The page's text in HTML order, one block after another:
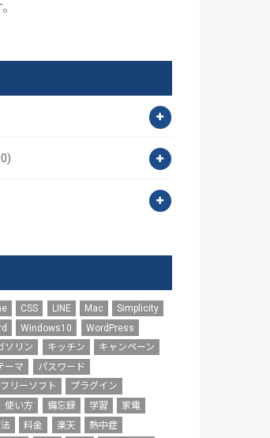
CSS LINE Mac
Simplicity
Windows10
WordPress
ソリン キッチン
キャンペーン
ーマ
パスワード
フリーソフト
プラグイン
使い方 備忘録 学習
家電
料金 楽天
熱中症